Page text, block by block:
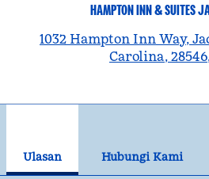
HAMPTON INN & SUITES
1032 Hampton Inn Way,
Carolina,
Ulasan Hubungi Kami